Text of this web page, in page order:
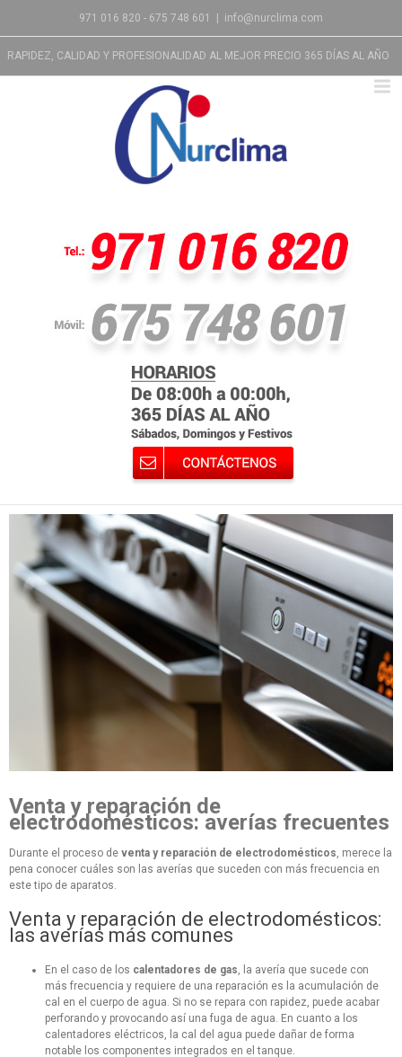
971 016 820 - 675 748 601 info@nurclima.com
RAPIDEZ, CALIDAD Y PROFESIONALIDAD AL MEJOR PRECIO 365 DÍAS AL AÑO
Venta y reparación de
electrodomésticos: averías frecuentes
Durante el proceso de venta y reparación de electrodomésticos , merece la
pena conocer cuáles son las averías que suceden con más frecuencia en
este tipo de aparatos.
Venta y reparación de electrodomésticos:
las averías más comunes
En el caso de los calentadores de gas , la avería que sucede con
más frecuencia y requiere de una reparación es la acumulación de
cal en el cuerpo de agua. Si no se repara con rapidez, puede acabar
perforando y provocando así una fuga de agua. En cuanto a los
calentadores eléctricos, la cal del agua puede dañar de forma
notable los componentes integrados en el tanque.